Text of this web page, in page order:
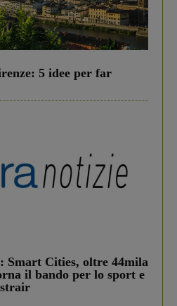
5 idee per far
Smart Cities, oltre 44mila
il bando per lo sport e